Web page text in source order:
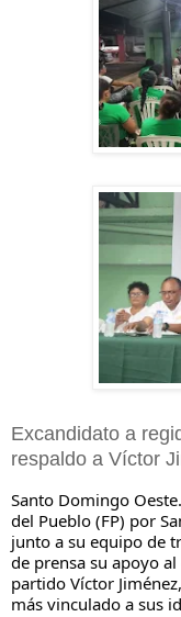
Excandidato a
respaldo a Víctor
Santo Domingo
del Pueblo (FP) por
junto a su equipo de
de prensa su apoyo
partido Víctor
más vinculado a sus